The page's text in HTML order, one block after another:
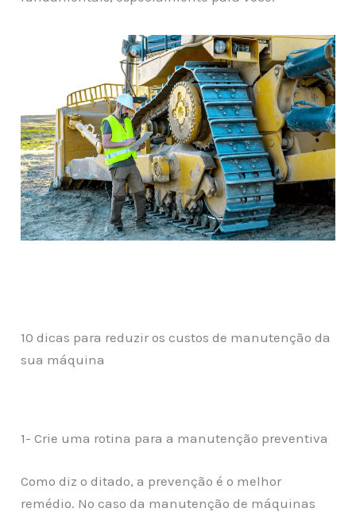
10 dicas para reduzir os custos de manutenção da
sua máquina
1- Crie uma rotina para a manutenção preventiva
Como diz o ditado, a prevenção é o melhor
remédio. No caso da manutenção de máquinas